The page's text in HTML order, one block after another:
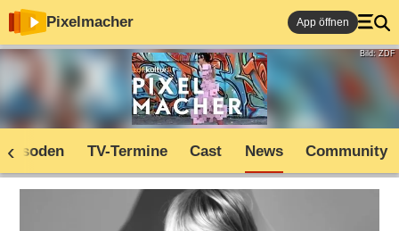
Pixelmacher App öffnen
Bild: ZDF
TV-Termine Cast News Community